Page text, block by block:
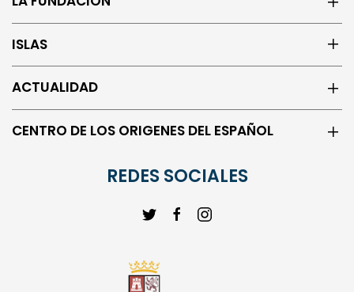
ISLAS
ACTUALIDAD
CENTRO DE LOS ORIGENES DEL ESPAÑOL